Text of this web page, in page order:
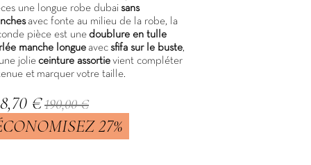
une longue robe dubai sans
avec fonte au milieu de la robe, la
pièce est une doublure en tulle
manche longue avec sfifa sur le buste,
jolie ceinture assortie vient compléter
et marquer votre taille.
€190,00 €
27%